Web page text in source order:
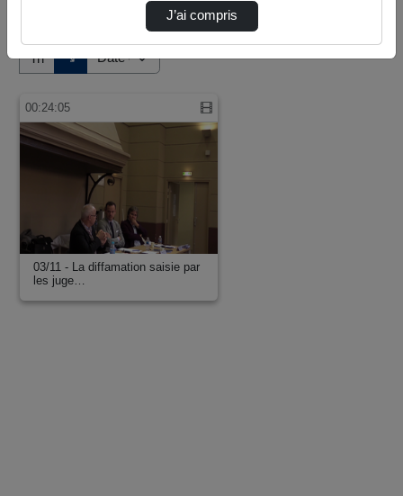
Tri ↘
00:24:05
03/11 - La diffamation saisie par
les juge…
J’ai compris